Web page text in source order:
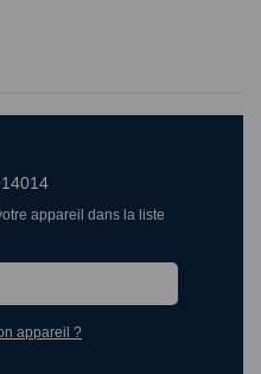
appareil dans la liste
appareil ?